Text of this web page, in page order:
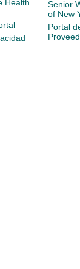
Health
Senior
of New
Portal